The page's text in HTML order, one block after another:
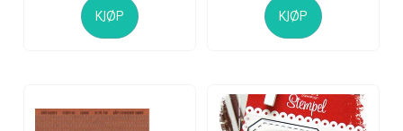
KJØP KJØP